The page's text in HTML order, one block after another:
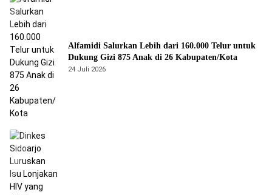
Alfamidi Salurkan Lebih dari 160.000 Telur untuk
Dukung Gizi 875 Anak di 26 Kabupaten/Kota
24 Juli 2026